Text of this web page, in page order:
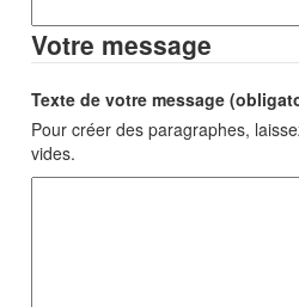
Votre message
Texte de votre message
Pour créer des paragraphes,
vides.